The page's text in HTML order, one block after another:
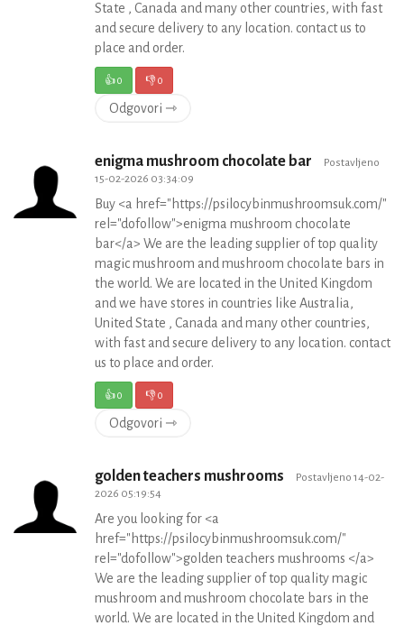
State , Canada and many other countries, with fast
and secure delivery to any location. contact us to
place and order.
👍0 👎0
Odgovori ⇾
enigma mushroom chocolate bar
Postavljeno
15-02-2026 03:34:09
Buy <a href="https://psilocybinmushroomsuk.com/"
rel="dofollow">enigma mushroom chocolate
bar</a> We are the leading supplier of top quality
magic mushroom and mushroom chocolate bars in
the world. We are located in the United Kingdom
and we have stores in countries like Australia,
United State , Canada and many other countries,
with fast and secure delivery to any location. contact
us to place and order.
👍0 👎0
Odgovori ⇾
golden teachers mushrooms
Postavljeno 14-02-
2026 05:19:54
Are you looking for <a
href="https://psilocybinmushroomsuk.com/"
rel="dofollow">golden teachers mushrooms </a>
We are the leading supplier of top quality magic
mushroom and mushroom chocolate bars in the
world. We are located in the United Kingdom and